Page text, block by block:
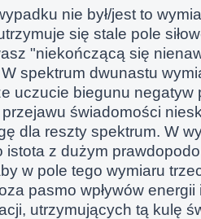
nie był/jest to
się stale pole
"niekończącą się
spektrum dwunastu
uczucie biegunu negatyw
świadomości
dla reszty spektrum. W
istota z dużym
w pole tego wymiaru
pasmo wpływów
utrzymujących tą kulę